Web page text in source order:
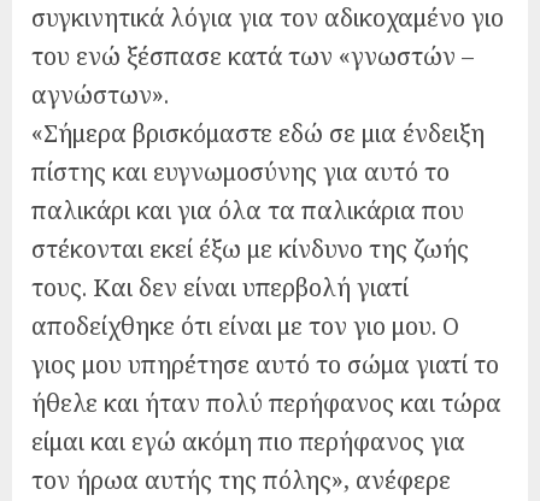
συγκινητικά λόγια για τον αδικοχαμένο γιο
του ενώ ξέσπασε κατά των «γνωστών –
αγνώστων».
«Σήμερα βρισκόμαστε εδώ σε μια ένδειξη
πίστης και ευγνωμοσύνης για αυτό το
παλικάρι και για όλα τα παλικάρια που
στέκονται εκεί έξω με κίνδυνο της ζωής
τους. Και δεν είναι υπερβολή γιατί
αποδείχθηκε ότι είναι με τον γιο μου. Ο
γιος μου υπηρέτησε αυτό το σώμα γιατί το
ήθελε και ήταν πολύ περήφανος και τώρα
είμαι και εγώ ακόμη πιο περήφανος για
τον ήρωα αυτής της πόλης», ανέφερε